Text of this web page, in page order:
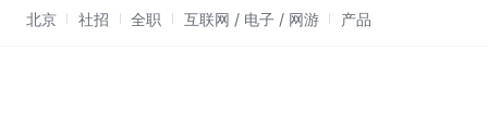
北京 社招 全职 互联网 / 电子 / 网游 产品